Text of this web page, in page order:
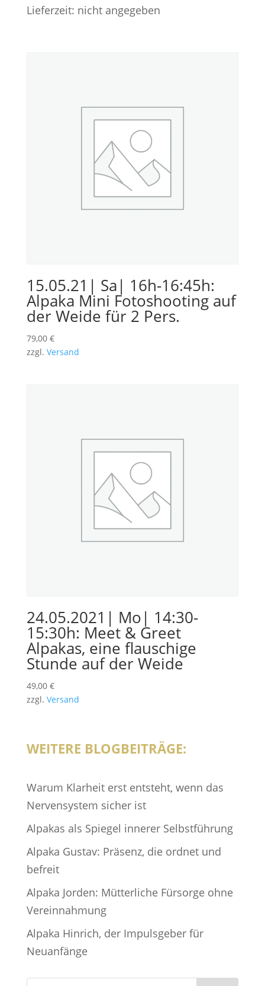
Lieferzeit: nicht angegeben
15.05.21| Sa| 16h-16:45h:
Alpaka Mini Fotoshooting auf
der Weide für 2 Pers.
79,00 €
zzgl. Versand
24.05.2021| Mo| 14:30-
15:30h: Meet & Greet
Alpakas, eine flauschige
Stunde auf der Weide
49,00 €
zzgl. Versand
WEITERE BLOGBEITRÄGE:
Warum Klarheit erst entsteht, wenn das
Nervensystem sicher ist
Alpakas als Spiegel innerer Selbstführung
Alpaka Gustav: Präsenz, die ordnet und
befreit
Alpaka Jorden: Mütterliche Fürsorge ohne
Vereinnahmung
Alpaka Hinrich, der Impulsgeber für
Neuanfänge